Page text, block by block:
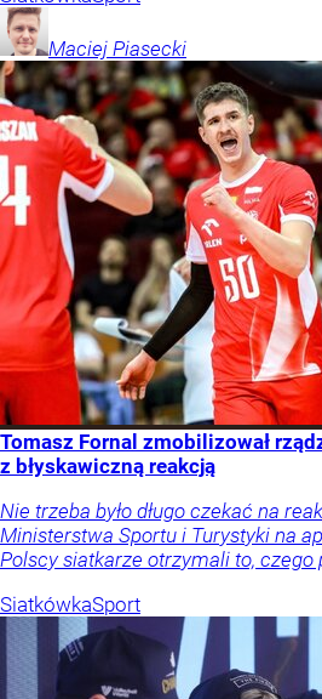
Maciej Piasecki
Tomasz Fornal zmobilizował
z błyskawiczną reakcją
Nie trzeba było długo czekać na
Ministerstwa Sportu i Turystyki na
Polscy siatkarze otrzymali to, czego
SiatkówkaSport